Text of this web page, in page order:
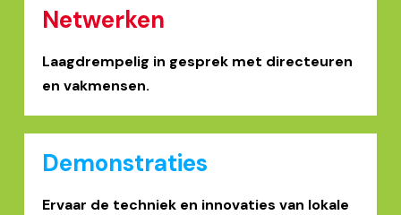
Netwerken
Laagdrempelig in gesprek met directeuren
en vakmensen.
Demonstraties
Ervaar de techniek en innovaties van lokale